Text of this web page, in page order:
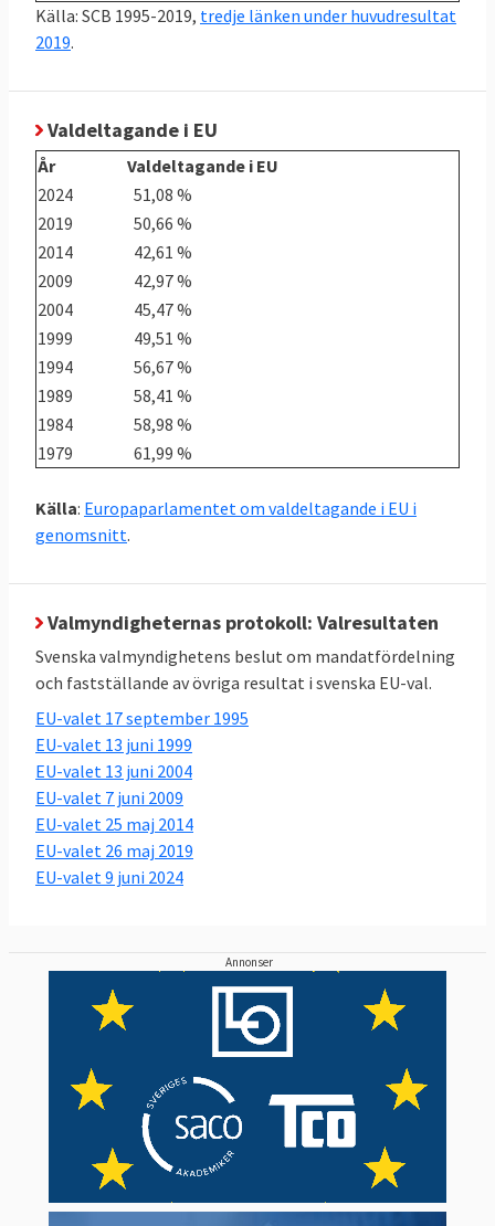
Källa: SCB 1995-2019, tredje länken under huvudresultat
2019.
Valdeltagande i EU
År
Valdeltagande i EU
2024
51,08 %
2019
50,66 %
2014
42,61 %
2009
42,97 %
2004
45,47 %
1999
49,51 %
1994
56,67 %
1989
58,41 %
1984
58,98 %
1979
61,99 %
Källa: Europaparlamentet om valdeltagande i EU i
genomsnitt.
Valmyndigheternas protokoll: Valresultaten
Svenska valmyndighetens beslut om mandatfördelning
och fastställande av övriga resultat i svenska EU-val.
EU-valet 17 september 1995
EU-valet 13 juni 1999
EU-valet 13 juni 2004
EU-valet 7 juni 2009
EU-valet 25 maj 2014
EU-valet 26 maj 2019
EU-valet 9 juni 2024
Annonser